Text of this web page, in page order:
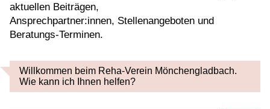
aktuellen Beiträgen,
Ansprechpartner:innen, Stellenangeboten und
Beratungs-Terminen.
Willkommen beim Reha-Verein Mönchengladbach.
Wie kann ich Ihnen helfen?